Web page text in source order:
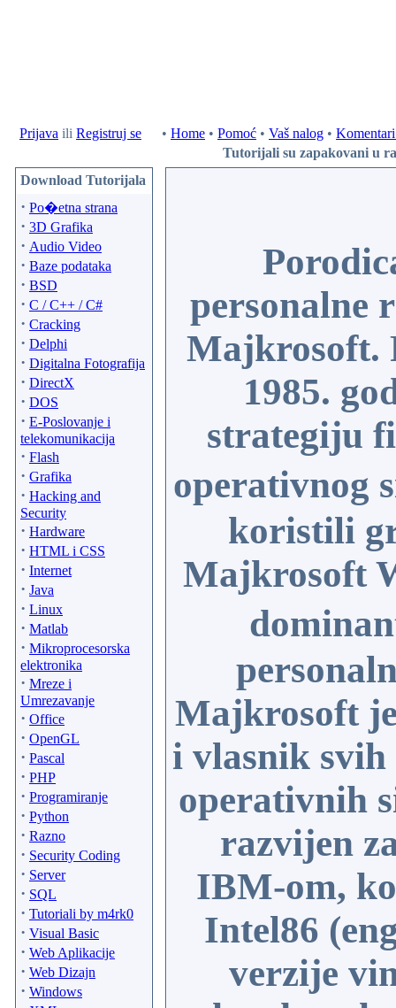
Prijava ili Registruj se • Home • Pomoć • Vaš nalog •
Tutorijali su zapakovani u
Download Tutorijala
· Po�etna strana
· 3D Grafika
· Audio Video
· Baze podataka
· BSD
· C / C++ / C#
· Cracking
· Delphi
· Digitalna Fotografija
· DirectX
· DOS
· E-Poslovanje i
telekomunikacija
· Flash
· Grafika
· Hacking and
Security
· Hardware
· HTML i CSS
· Internet
· Java
· Linux
· Matlab
· Mikroprocesorska
elektronika
· Mreze i
Umrezavanje
· Office
· OpenGL
· Pascal
· PHP
· Programiranje
· Python
· Razno
· Security Coding
· Server
· SQL
· Tutoriali by m4rk0
· Visual Basic
· Web Aplikacije
· Web Dizajn
· Windows
personalne
Majkrosoft.
1985.
strategiju
operativnog
koristili
Majkrosoft
Majkrosoft
i vlasnik
operativnih
razvijen
IBM-om,
Intel86
verzije